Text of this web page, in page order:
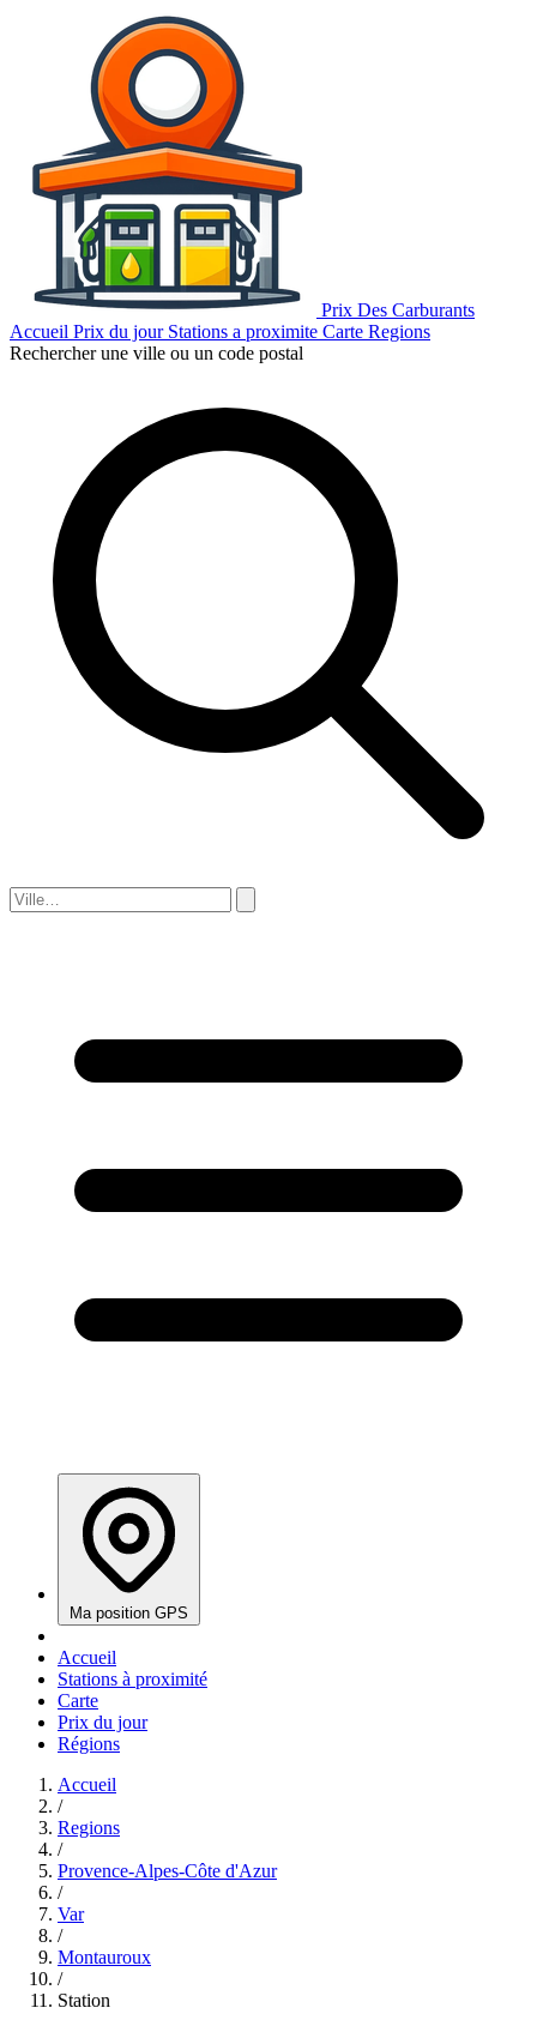
Prix Des Carburants
Accueil Prix du jour Stations a proximite Carte Regions
Rechercher une ville ou un code postal
Ma position GPS
Accueil
Stations à proximité
Carte
Prix du jour
Régions
Accueil
/
Regions
/
Provence-Alpes-Côte d'Azur
/
Var
/
Montauroux
/
Station